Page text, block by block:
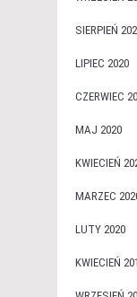
SIERPIEŃ
LIPIEC 2020
CZERWIEC
MAJ 2020
KWIECIEŃ
MARZEC
LUTY 2020
KWIECIEŃ